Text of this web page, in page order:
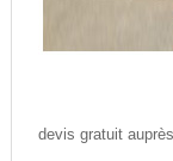
devis gratuit